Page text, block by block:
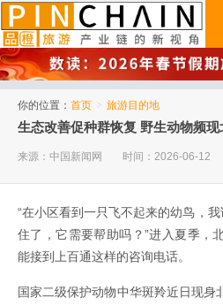
你的位置： 首页 > 旅游目的地
生态改善促种群恢复 野生动物频现
来源：中国新闻网 时间：2026-06-12
“在小区看到一只飞不起来的幼鸟，
住了，它需要帮助吗？”进入夏季，
能接到上百通这样的咨询电话。
国家二级保护动物中华斑羚近日现身